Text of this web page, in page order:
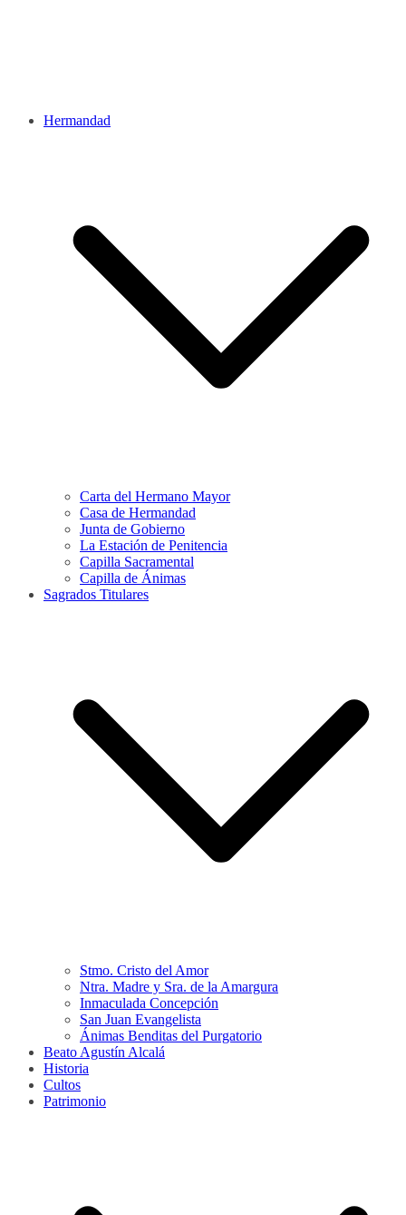
Hermandad
Carta del Hermano Mayor
Casa de Hermandad
Junta de Gobierno
La Estación de Penitencia
Capilla Sacramental
Capilla de Ánimas
Sagrados Titulares
Stmo. Cristo del Amor
Ntra. Madre y Sra. de la Amargura
Inmaculada Concepción
San Juan Evangelista
Ánimas Benditas del Purgatorio
Beato Agustín Alcalá
Historia
Cultos
Patrimonio